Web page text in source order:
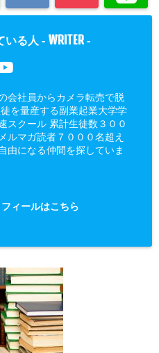
いる人 - WRITER -
会社員からカメラ転売で脱
を量産する副業起業大学学
スクール 累計生徒数３００
ルマガ読者７０００名超え
由になる仲間を探していま
ィールはこちら